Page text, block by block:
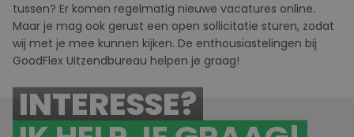
tussen? Er komen regelmatig nieuwe vacatures online.
Maar je mag ook gerust een open sollicitatie sturen, zodat
wij met je mee kunnen kijken. De enthousiastelingen bij
GoodFlex Uitzendbureau helpen je graag!
INTERESSE?